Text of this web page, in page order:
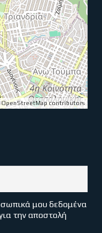
OpenStreetMapcontributors
μου δεδομένα
την αποστολή